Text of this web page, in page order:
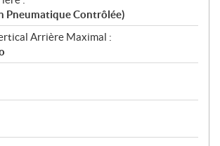
Pneumatique Contrôlée)
Arrière Maximal :